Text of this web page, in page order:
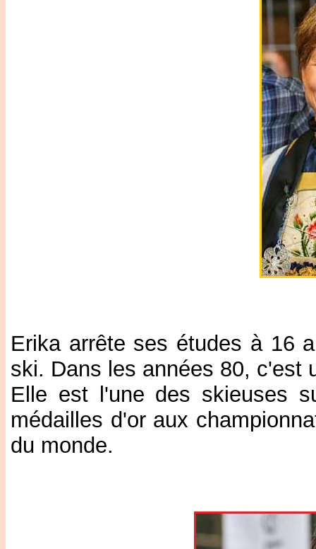
Erika arrête ses études à 16
ski. Dans les années 80, c'est
Elle est l'une des skieuses
médailles d'or aux
du monde.